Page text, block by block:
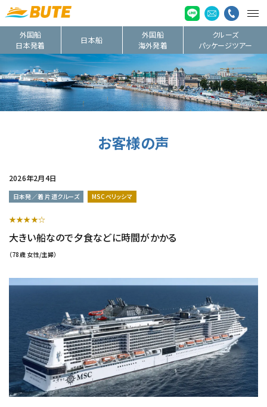
外国船
日本発着
日本船
外国船
海外発着
クルーズ
パッケージツアー
お客様の声
2026年2月4日
日本発／着 片道クルーズ MSCベリッシマ
★★★★☆
大きい船なので夕食などに時間がかかる
（78歳 女性/主婦）